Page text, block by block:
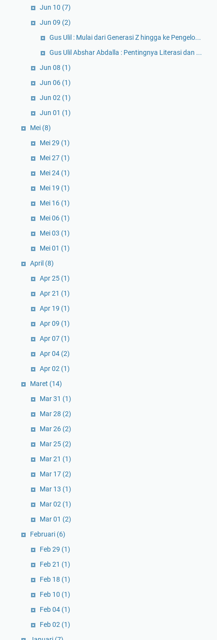
Jun 10 (7)
Jun 09 (2)
Gus Ulil : Mulai dari Generasi Z hingga ke Pengelo...
Gus Ulil Abshar Abdalla : Pentingnya Literasi dan ...
Jun 08 (1)
Jun 06 (1)
Jun 02 (1)
Jun 01 (1)
Mei (8)
Mei 29 (1)
Mei 27 (1)
Mei 24 (1)
Mei 19 (1)
Mei 16 (1)
Mei 06 (1)
Mei 03 (1)
Mei 01 (1)
April (8)
Apr 25 (1)
Apr 21 (1)
Apr 19 (1)
Apr 09 (1)
Apr 07 (1)
Apr 04 (2)
Apr 02 (1)
Maret (14)
Mar 31 (1)
Mar 28 (2)
Mar 26 (2)
Mar 25 (2)
Mar 21 (1)
Mar 17 (2)
Mar 13 (1)
Mar 02 (1)
Mar 01 (2)
Februari (6)
Feb 29 (1)
Feb 21 (1)
Feb 18 (1)
Feb 10 (1)
Feb 04 (1)
Feb 02 (1)